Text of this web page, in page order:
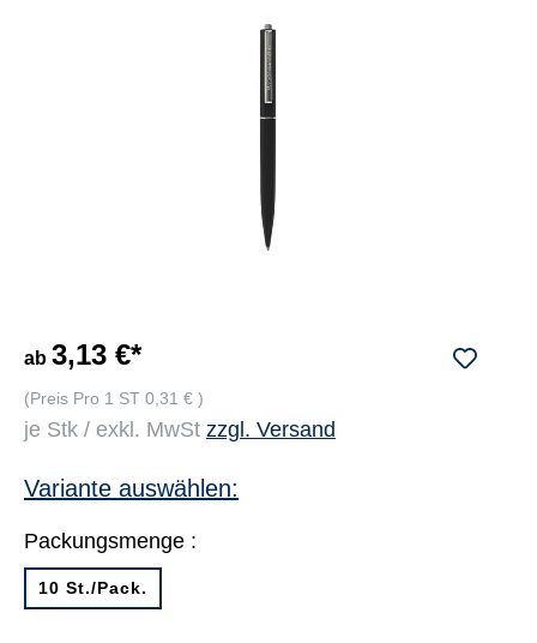
ab 3,13 €*
(Preis Pro 1 ST 0,31 € )
je Stk / exkl. MwSt zzgl. Versand
Variante auswählen:
Packungsmenge :
10 St./Pack.